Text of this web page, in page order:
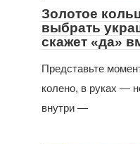
Золотое
выбрать
скажет «да»
Представьте
колено, в руках —
внутри —